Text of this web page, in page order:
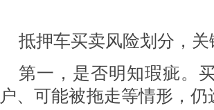
抵押车买卖风险划分，
第一，是否明知瑕疵。
户、可能被拖走等情形，